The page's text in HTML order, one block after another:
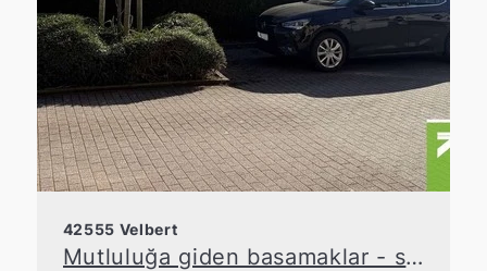
42555 Velbert
Mutluluğa giden basamaklar - sakin bir konumda bulunan çekici daire